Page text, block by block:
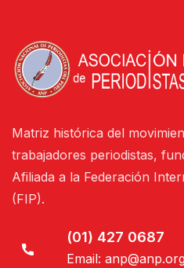
Matriz histórica del
trabajadores periodistas,
Afiliada a la Federación
(FIP).
(01) 427 0687
Email: